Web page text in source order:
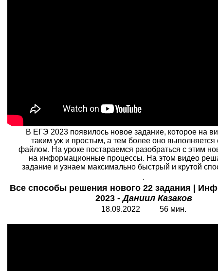
В ЕГЭ 2023 появилось новое задание, которое на
таким уж и простым, а тем более оно
файлом. На уроке постараемся разобраться с этим
на информационные процессы. На этом видео
задание и узнаем максимально быстрый и крутой
.
Все способы решения нового 22 задания |
2023 -Даниил Казаков
18.09.2022 56 мин.